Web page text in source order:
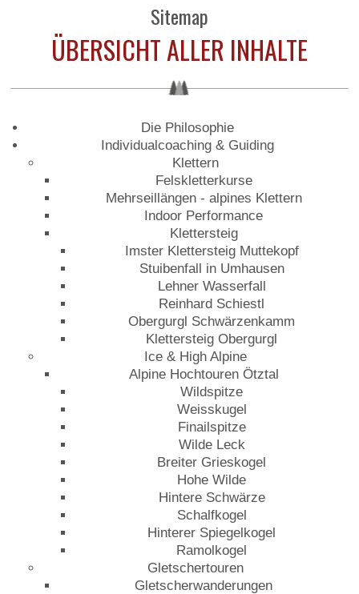
Sitemap
ÜBERSICHT ALLER INHALTE
Die Philosophie
Individualcoaching & Guiding
Klettern
Felskletterkurse
Mehrseillängen - alpines Klettern
Indoor Performance
Klettersteig
Imster Klettersteig Muttekopf
Stuibenfall in Umhausen
Lehner Wasserfall
Reinhard Schiestl
Obergurgl Schwärzenkamm
Klettersteig Obergurgl
Ice & High Alpine
Alpine Hochtouren Ötztal
Wildspitze
Weisskugel
Finailspitze
Wilde Leck
Breiter Grieskogel
Hohe Wilde
Hintere Schwärze
Schalfkogel
Hinterer Spiegelkogel
Ramolkogel
Gletschertouren
Gletscherwanderungen